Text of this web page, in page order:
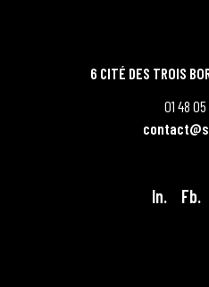
6 CITÉ DES TROIS
01 48
In. Fb.